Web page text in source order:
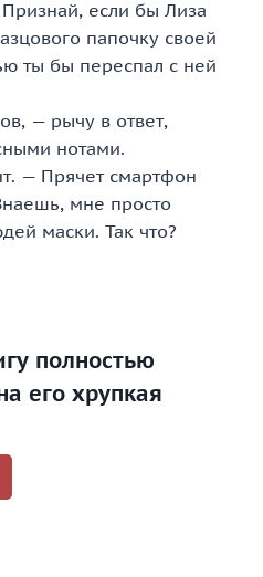
если бы Лиза
папочку своей
ты бы переспал с ней
— рычу в ответ,
нотами.
— Прячет смартфон
мне просто
маски. Так что?
полностью
его хрупкая